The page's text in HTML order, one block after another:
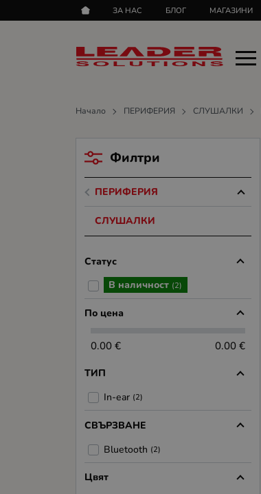
ЗА НАС БЛОГ МАГАЗИНИ
Начало ПЕРИФЕРИЯ СЛУШАЛКИ
Филтри
ПЕРИФЕРИЯ
СЛУШАЛКИ
Статус
В наличност (2)
По цена
0.00 € 0.00 €
ТИП
In-ear (2)
СВЪРЗВАНЕ
Bluetooth (2)
Цвят